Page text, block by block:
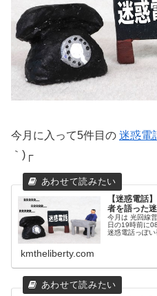
今月に入って5件目の 迷惑電
｀)┌
【迷惑電話
者を語った
今月は 光回線
日の19時前に
迷惑電話っぽい
kmtheliberty.com